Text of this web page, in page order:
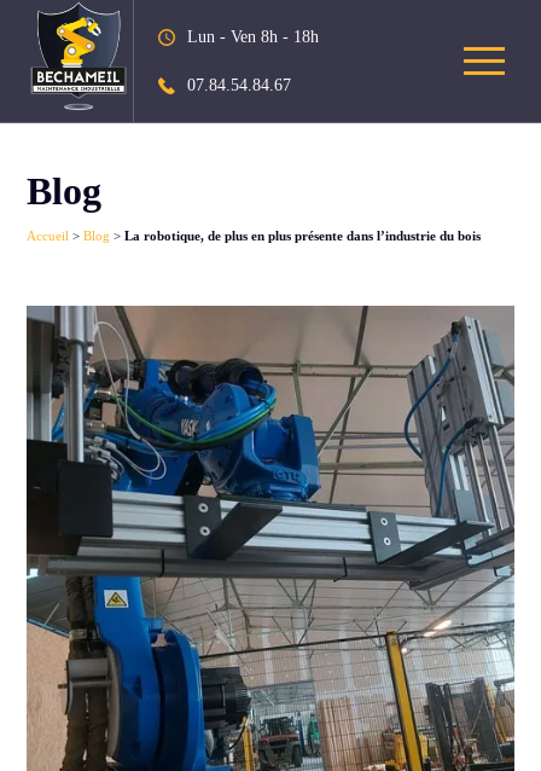
Lun - Ven 8h - 18h
07.84.54.84.67
Blog
Accueil >Blog >La robotique, de plus en plus présente dans l’industrie du bois